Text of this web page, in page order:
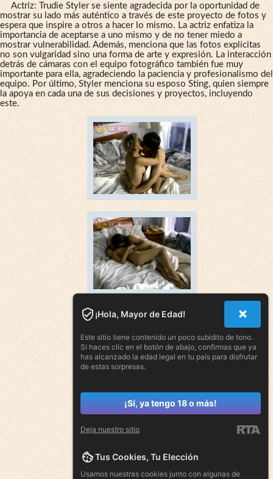
Actriz: Trudie Styler se siente agradecida por la oportunidad de
mostrar su lado más auténtico a través de este proyecto de fotos y
espera que inspire a otros a hacer lo mismo. La actriz enfatiza la
importancia de aceptarse a uno mismo y de no tener miedo a
mostrar vulnerabilidad. Además, menciona que las fotos explícitas
no son vulgaridad sino una forma de arte y expresión. La interacción
detrás de cámaras con el equipo fotográfico también fue muy
importante para ella, agradeciendo la paciencia y profesionalismo del
equipo. Por último, Styler menciona su esposo Sting, quien siempre
la apoya en cada una de sus decisiones y proyectos, incluyendo
este.
¡Hola, Mayor de Edad!
Este sitio tiene contenido un poco subidito de tono.
Si haces clic en el botón de abajo, confirmas que ya
has alcanzado la edad legal en tu país para disfrutar
de estas sorpresas.
¡Sí, ya tengo 18 o más!
Deja nuestro sitio
Tus Cookies, Tu Elección
Usamos nuestras cookies junto con algunas de